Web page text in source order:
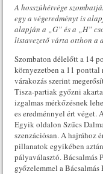
A hosszúhétvége
egy a végeredményt is
alapján a „G” és a „H”
listavezető várta otthon a
Szombaton délelőtt a 14
környezetben a 11 ponttal
várakozás szerint
Tisza-partiak győzni
izgalmas mérkőzésnek
es eredménnyel ért véget.
Egyik oldalon Szűcs
szenzációsan. A hajrához
pillanatok egyikében
pályaválasztó. Bácsalmás
győzelemmel a